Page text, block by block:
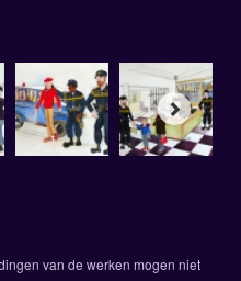
van de werken mogen niet